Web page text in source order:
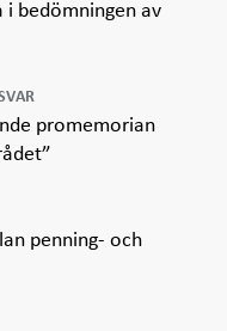
i bedömningen av
promemorian
penning- och